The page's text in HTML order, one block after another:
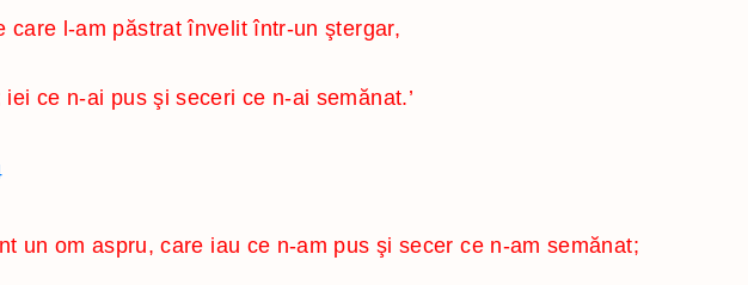
care l-am păstrat învelit într-un ştergar,
ce n-ai pus şi seceri ce n-ai semănat.’
un om aspru, care iau ce n-am pus şi secer ce n-am semănat;